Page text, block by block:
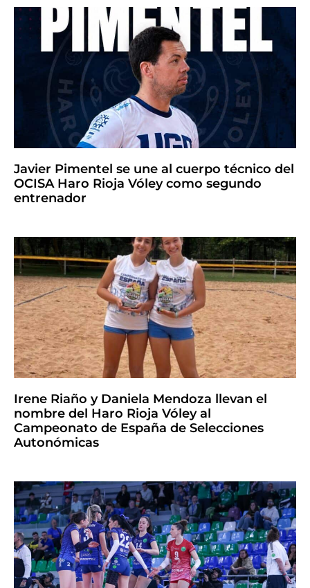
Javier Pimentel se une al cuerpo técnico del
OCISA Haro Rioja Vóley como segundo
entrenador
Irene Riaño y Daniela Mendoza llevan el
nombre del Haro Rioja Vóley al
Campeonato de España de Selecciones
Autonómicas